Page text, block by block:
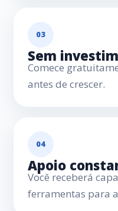
03
Sem
Comece
antes de crescer.
04
Apoio
Você receberá
ferramentas para